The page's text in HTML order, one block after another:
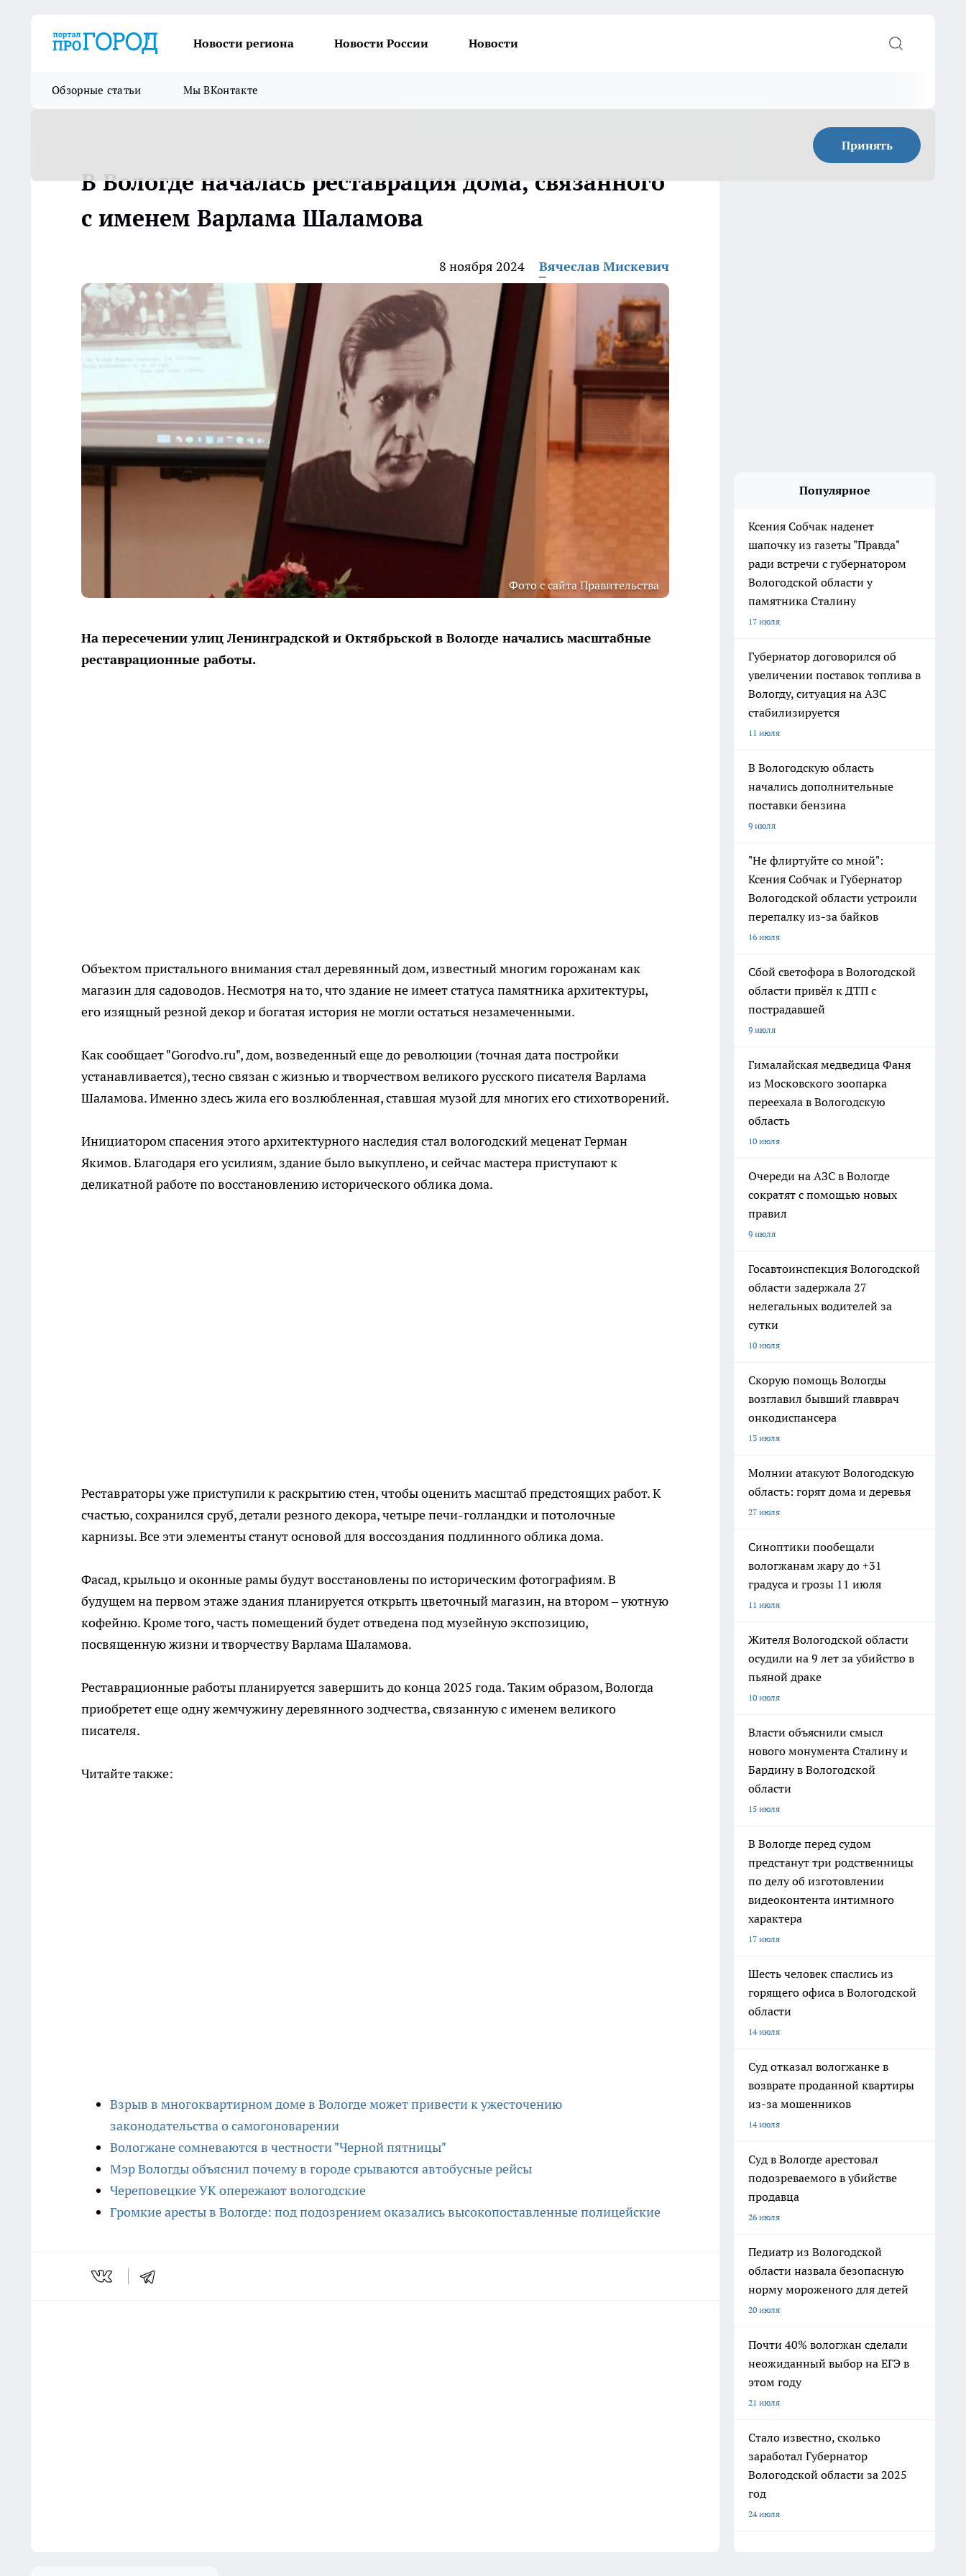
Новости региона Новости России Новости
Обзорные статьи Мы ВКонтакте
Принять
В Вологде началась реставрация дома, связанного
с именем Варлама Шаламова
8 ноября 2024 Вячеслав Мискевич
Фото с сайта Правительства
На пересечении улиц Ленинградской и Октябрьской в Вологде начались масштабные
реставрационные работы.
Объектом пристального внимания стал деревянный дом, известный многим горожанам как
магазин для садоводов. Несмотря на то, что здание не имеет статуса памятника архитектуры,
его изящный резной декор и богатая история не могли остаться незамеченными.
Как сообщает "Gorodvo.ru", дом, возведенный еще до революции (точная дата постройки
устанавливается), тесно связан с жизнью и творчеством великого русского писателя Варлама
Шаламова. Именно здесь жила его возлюбленная, ставшая музой для многих его стихотворений.
Инициатором спасения этого архитектурного наследия стал вологодский меценат Герман
Якимов. Благодаря его усилиям, здание было выкуплено, и сейчас мастера приступают к
деликатной работе по восстановлению исторического облика дома.
Реставраторы уже приступили к раскрытию стен, чтобы оценить масштаб предстоящих работ. К
счастью, сохранился сруб, детали резного декора, четыре печи-голландки и потолочные
карнизы. Все эти элементы станут основой для воссоздания подлинного облика дома.
Фасад, крыльцо и оконные рамы будут восстановлены по историческим фотографиям. В
будущем на первом этаже здания планируется открыть цветочный магазин, на втором – уютную
кофейню. Кроме того, часть помещений будет отведена под музейную экспозицию,
посвященную жизни и творчеству Варлама Шаламова.
Реставрационные работы планируется завершить до конца 2025 года. Таким образом, Вологда
приобретет еще одну жемчужину деревянного зодчества, связанную с именем великого
писателя.
Читайте также:
Взрыв в многоквартирном доме в Вологде может привести к ужесточению
законодательства о самогоноварении
Вологжане сомневаются в честности "Черной пятницы"
Мэр Вологды объяснил почему в городе срываются автобусные рейсы
Череповецкие УК опережают вологодские
Громкие аресты в Вологде: под подозрением оказались высокопоставленные полицейские
Популярное
Ксения Собчак наденет
шапочку из газеты "Правда"
ради встречи с губернатором
Вологодской области у
памятника Сталину
17 июля
Губернатор договорился об
увеличении поставок топлива в
Вологду, ситуация на АЗС
стабилизируется
11 июля
В Вологодскую область
начались дополнительные
поставки бензина
9 июля
"Не флиртуйте со мной":
Ксения Собчак и Губернатор
Вологодской области устроили
перепалку из-за байков
16 июля
Сбой светофора в Вологодской
области привёл к ДТП с
пострадавшей
9 июля
Гималайская медведица Фаня
из Московского зоопарка
переехала в Вологодскую
область
10 июля
Очереди на АЗС в Вологде
сократят с помощью новых
правил
9 июля
Госавтоинспекция Вологодской
области задержала 27
нелегальных водителей за
сутки
10 июля
Скорую помощь Вологды
возглавил бывший главврач
онкодиспансера
13 июля
Молнии атакуют Вологодскую
область: горят дома и деревья
27 июля
Синоптики пообещали
вологжанам жару до +31
градуса и грозы 11 июля
11 июля
Жителя Вологодской области
осудили на 9 лет за убийство в
пьяной драке
10 июля
Власти объяснили смысл
нового монумента Сталину и
Бардину в Вологодской
области
15 июля
В Вологде перед судом
предстанут три родственницы
по делу об изготовлении
видеоконтента интимного
характера
17 июля
Шесть человек спаслись из
горящего офиса в Вологодской
области
14 июля
Суд отказал вологжанке в
возврате проданной квартиры
из-за мошенников
14 июля
Суд в Вологде арестовал
подозреваемого в убийстве
продавца
26 июля
Педиатр из Вологодской
области назвала безопасную
норму мороженого для детей
20 июля
Почти 40% вологжан сделали
неожиданный выбор на ЕГЭ в
этом году
21 июля
Стало известно, сколько
заработал Губернатор
Вологодской области за 2025
год
24 июля